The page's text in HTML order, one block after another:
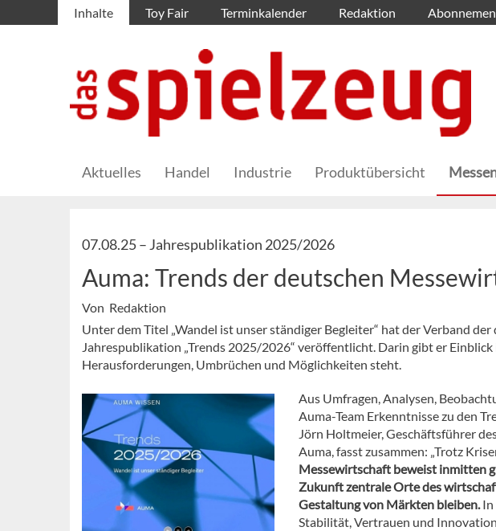
Inhalte Toy Fair Terminkalender Redaktion
Aktuelles Handel Industrie Produktübersicht
07.08.25 – Jahrespublikation 2025/2026
Auma: Trends der deutschen
Von Redaktion
Unter dem Titel „Wandel ist unser ständiger Begleiter“ hat der Verband
Jahrespublikation „Trends 2025/2026“ veröffentlicht. Darin gibt er Einblick
Herausforderungen, Umbrüchen und Möglichkeiten steht.
Aus Umfragen, Analysen,
Auma-Team Erkenntnisse zu den
Jörn Holtmeier, Geschäftsführer
Auma, fasst zusammen: „Trotz
Messewirtschaft beweist inmitten
Zukunft zentrale Orte des
Gestaltung von Märkten bleiben.In
Stabilität, Vertrauen und